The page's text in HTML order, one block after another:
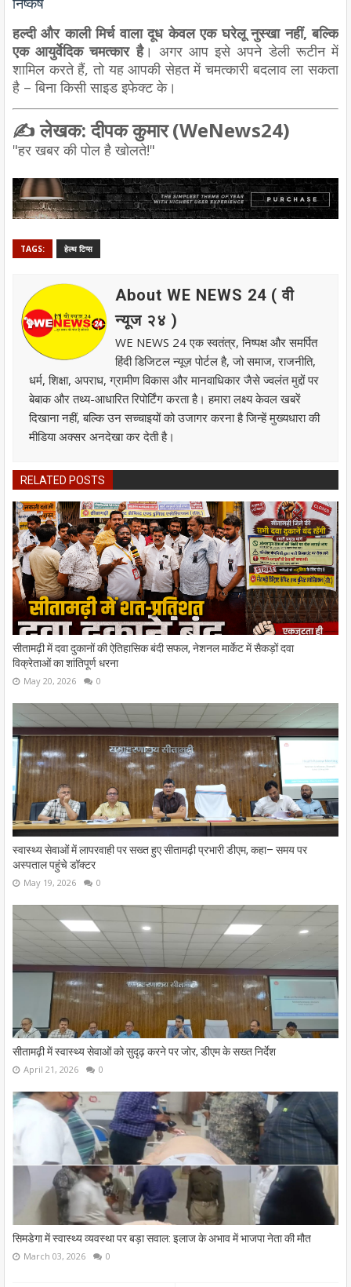
निष्कर्ष
हल्दी और काली मिर्च वाला दूध केवल एक घरेलू नुस्खा नहीं, बल्कि
एक आयुर्वेदिक चमत्कार है। अगर आप इसे अपने डेली रूटीन में
शामिल करते हैं, तो यह आपकी सेहत में चमत्कारी बदलाव ला सकता
है – बिना किसी साइड इफेक्ट के।
✍️ लेखक: दीपक कुमार (WeNews24)
"हर खबर की पोल है खोलते!"
TAGS: हेल्थ टिप्स
About WE NEWS 24 ( वी
न्यूज २४ )
WE NEWS 24 एक स्वतंत्र, निष्पक्ष और समर्पित
हिंदी डिजिटल न्यूज़ पोर्टल है, जो समाज, राजनीति,
धर्म, शिक्षा, अपराध, ग्रामीण विकास और मानवाधिकार जैसे ज्वलंत मुद्दों पर
बेबाक और तथ्य-आधारित रिपोर्टिंग करता है। हमारा लक्ष्य केवल खबरें
दिखाना नहीं, बल्कि उन सच्चाइयों को उजागर करना है जिन्हें मुख्यधारा की
मीडिया अक्सर अनदेखा कर देती है।
RELATED POSTS
सीतामढ़ी में दवा दुकानों की ऐतिहासिक बंदी सफल, नेशनल मार्केट में सैकड़ों दवा
विक्रेताओं का शांतिपूर्ण धरना
May 20, 2026 0
स्वास्थ्य सेवाओं में लापरवाही पर सख्त हुए सीतामढ़ी प्रभारी डीएम, कहा– समय पर
अस्पताल पहुंचे डॉक्टर
May 19, 2026 0
सीतामढ़ी में स्वास्थ्य सेवाओं को सुदृढ़ करने पर जोर, डीएम के सख्त निर्देश
April 21, 2026 0
सिमडेगा में स्वास्थ्य व्यवस्था पर बड़ा सवाल: इलाज के अभाव में भाजपा नेता की मौत
March 03, 2026 0